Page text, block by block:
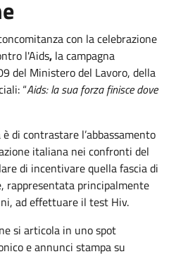
con la celebrazione
l'Aids, la campagna
del Ministero del Lavoro, della
“Aids: la sua forza finisce dove
di contrastare l’abbassamento
italiana nei confronti del
di incentivare quella fascia di
rappresentata principalmente
ad effettuare il test Hiv.
si articola in uno spot
e annunci stampa su